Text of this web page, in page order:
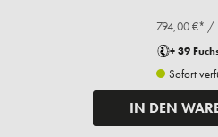
794,00 €* /
+ 39
Sofort
IN DEN